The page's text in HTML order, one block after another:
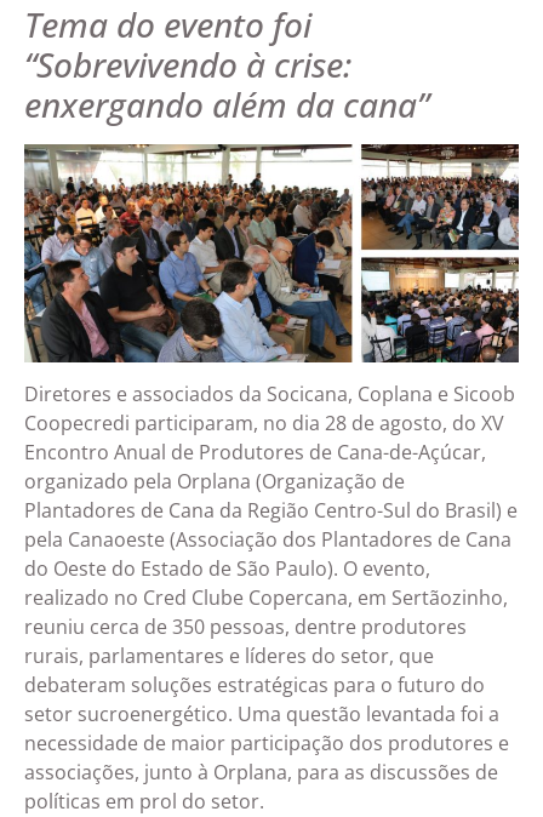
Tema do evento foi
“Sobrevivendo à crise:
enxergando além da cana”
Diretores e associados da Socicana, Coplana e Sicoob
Coopecredi participaram, no dia 28 de agosto, do XV
Encontro Anual de Produtores de Cana-de-Açúcar,
organizado pela Orplana (Organização de
Plantadores de Cana da Região Centro-Sul do Brasil) e
pela Canaoeste (Associação dos Plantadores de Cana
do Oeste do Estado de São Paulo). O evento,
realizado no Cred Clube Copercana, em Sertãozinho,
reuniu cerca de 350 pessoas, dentre produtores
rurais, parlamentares e líderes do setor, que
debateram soluções estratégicas para o futuro do
setor sucroenergético. Uma questão levantada foi a
necessidade de maior participação dos produtores e
associações, junto à Orplana, para as discussões de
políticas em prol do setor.